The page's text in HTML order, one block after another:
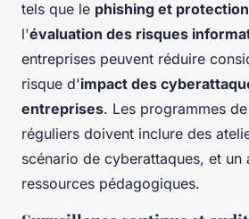
tels que le phishing et protection
l'évaluation des risques
entreprises peuvent réduire
risque d'impact des
entreprises. Les programmes
réguliers doivent inclure des
scénario de cyberattaques, et un
ressources pédagogiques.